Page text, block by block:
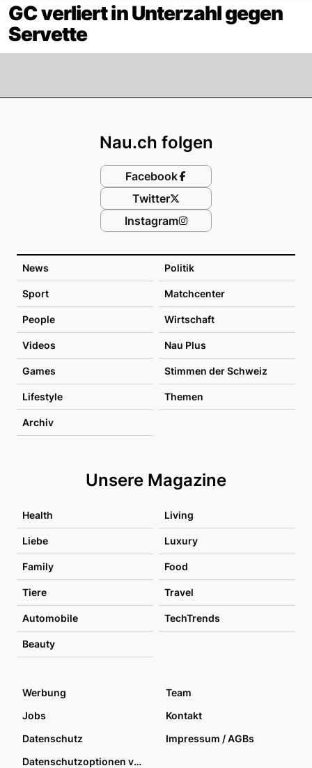
GC verliert in Unterzahl gegen
Servette
News Politik
Sport Matchcenter
People Wirtschaft
Videos Nau Plus
Games Stimmen der Schweiz
Lifestyle Themen
Archiv
Unsere Magazine
Health Living
Liebe Luxury
Family Food
Tiere Travel
Automobile TechTrends
Beauty
Nau.ch folgen
Facebook
Twitter
Instagram
Werbung
Team
Jobs
Kontakt
Datenschutz
Impressum / AGBs
Datenschutzoptionen verwalten